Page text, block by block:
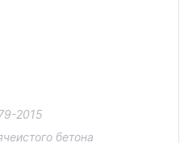
2015
бетона